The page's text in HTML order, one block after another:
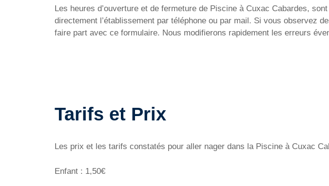
Les heures d’ouverture et de fermeture de Piscine à Cuxac Cabardes,
directement l’établissement par téléphone ou par mail. Si vous observez
faire part avec ce formulaire. Nous modifierons rapidement les erreurs
Tarifs et Prix
Les prix et les tarifs constatés pour aller nager dans la Piscine à Cuxac
Enfant : 1,50€